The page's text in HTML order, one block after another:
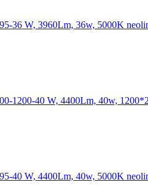
36 W, 3960Lm, 36w, 5000K
1200-40 W, 4400Lm, 40w,
40 W, 4400Lm, 40w, 5000K